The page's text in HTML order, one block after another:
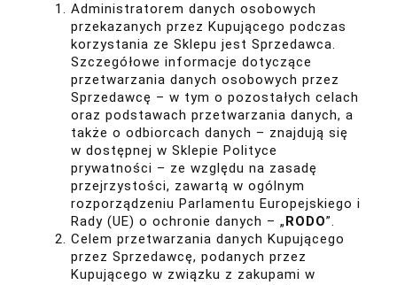
Administratorem danych osobowych
przekazanych przez Kupującego podczas
korzystania ze Sklepu jest Sprzedawca.
Szczegółowe informacje dotyczące
przetwarzania danych osobowych przez
Sprzedawcę – w tym o pozostałych celach
oraz podstawach przetwarzania danych, a
także o odbiorcach danych – znajdują się
w dostępnej w Sklepie Polityce
prywatności – ze względu na zasadę
przejrzystości, zawartą w ogólnym
rozporządzeniu Parlamentu Europejskiego i
Rady (UE) o ochronie danych – „RODO”.
Celem przetwarzania danych Kupującego
przez Sprzedawcę, podanych przez
Kupującego w związku z zakupami w